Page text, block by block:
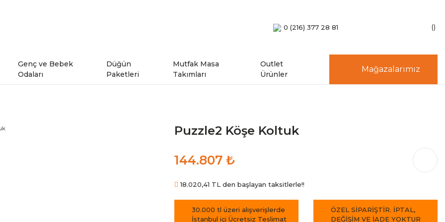
0 (216) 377 28 81
Genç ve Bebek
Odaları
Düğün
Paketleri
Mutfak Masa
Takımları
Outlet
Ürünler
Mağazalarımız
Puzzle2 Köşe Koltuk
144.807 ₺
18.020,41 TL den başlayan taksitlerle!!
30.000 tl üzeri alışverişlerde
İstanbul içi Ücretsiz Teslimat
ÖZEL SİPARİŞTİR. İPTAL,
DEĞİŞİM VE İADE YOKTUR